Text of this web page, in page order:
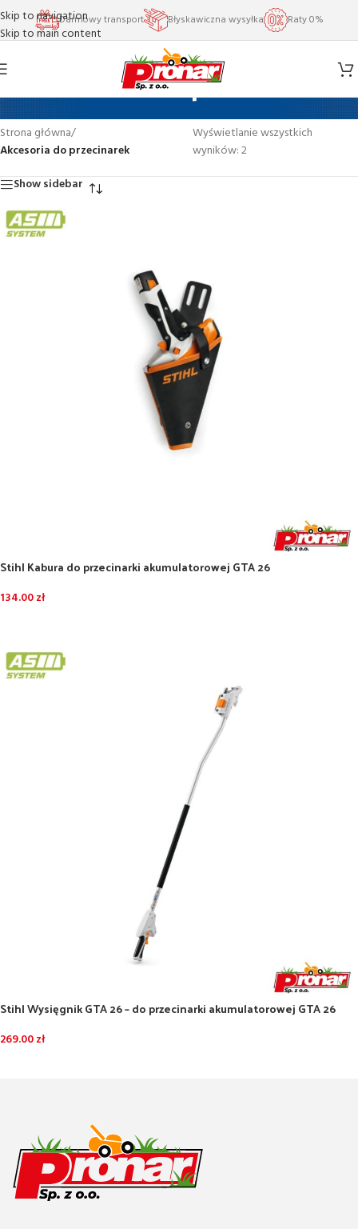
Skip to navigation
Skip to main content
Darmowy transport Błyskawiczna wysyłka Raty 0%
Akcesoria do przecinarek
Strona główna/
Akcesoria do przecinarek
Wyświetlanie wszystkich
wyników: 2
Show sidebar
Stihl Kabura do przecinarki akumulatorowej GTA 26
134.00zł
Stihl Wysięgnik GTA 26 – do przecinarki akumulatorowej GTA 26
269.00zł